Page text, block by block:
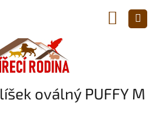
KOŠÍK
oválný PUFFY M